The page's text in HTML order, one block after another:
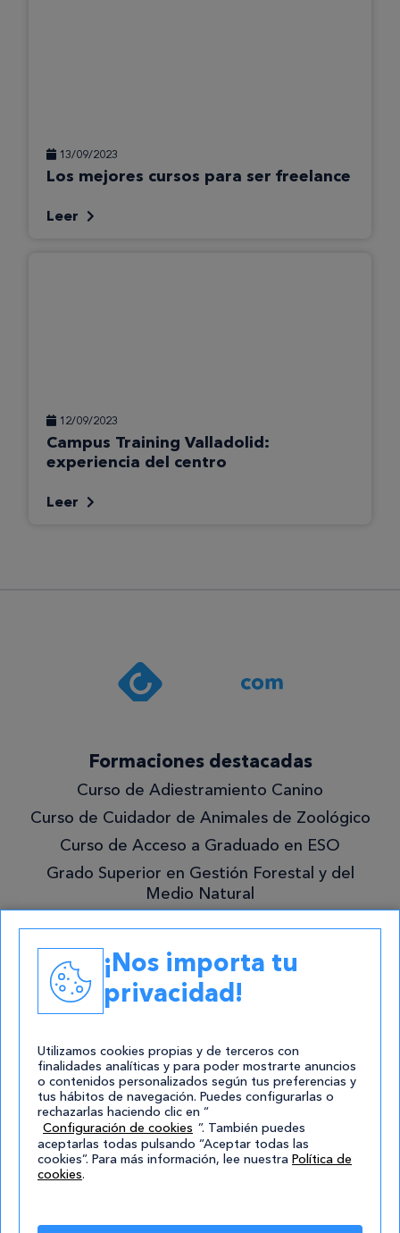
13/09/2023
Los mejores cursos para ser freelance
Leer
12/09/2023
Campus Training Valladolid:
experiencia del centro
Leer
Formaciones destacadas
Curso de Adiestramiento Canino
Curso de Cuidador de Animales de Zoológico
Curso de Acceso a Graduado en ESO
Grado Superior en Gestión Forestal y del
Medio Natural
Contacto
atencion@cursos.com
Redes Sociales
Aviso Legal|Política de privacidad|Cookies|Mapa de
¡Nos importa tu
privacidad!
Utilizamos cookies propias y de terceros con
finalidades analíticas y para poder mostrarte anuncios
o contenidos personalizados según tus preferencias y
tus hábitos de navegación. Puedes configurarlas o
rechazarlas haciendo clic en “
Configuración de cookies ”. También puedes
aceptarlas todas pulsando “Aceptar todas las
cookies”. Para más información, lee nuestra Política de
cookies.